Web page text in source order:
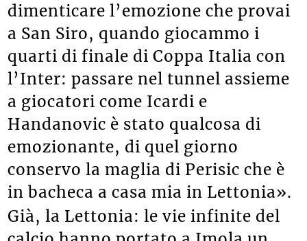
dimenticare l’emozione che provai
a San Siro, quando giocammo i
quarti di finale di Coppa Italia con
l’Inter: passare nel tunnel assieme
a giocatori come Icardi e
Handanovic è stato qualcosa di
emozionante, di quel giorno
conservo la maglia di Perisic che è
in bacheca a casa mia in Lettonia».
Già, la Lettonia: le vie infinite del